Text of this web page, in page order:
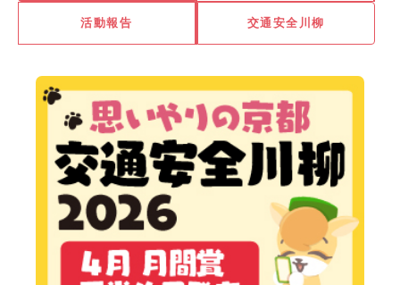
活動報告 交通安全川柳